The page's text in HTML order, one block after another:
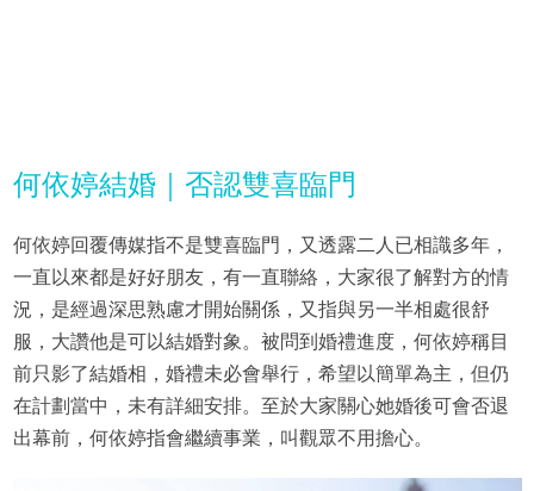
何依婷結婚｜否認雙喜臨門
何依婷回覆傳媒指不是雙喜臨門，又透露二人已相識多年，
一直以來都是好好朋友，有一直聯絡，大家很了解對方的情
況，是經過深思熟慮才開始關係，又指與另一半相處很舒
服，大讚他是可以結婚對象。被問到婚禮進度，何依婷稱目
前只影了結婚相，婚禮未必會舉行，希望以簡單為主，但仍
在計劃當中，未有詳細安排。至於大家關心她婚後可會否退
出幕前，何依婷指會繼續事業，叫觀眾不用擔心。